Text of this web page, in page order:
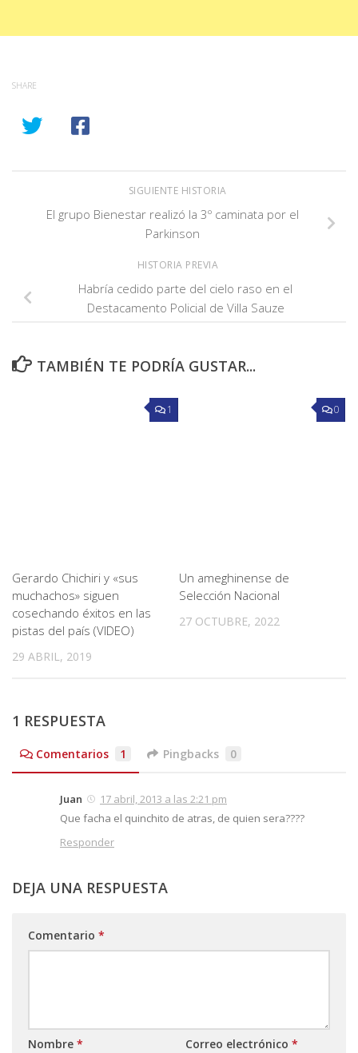
SHARE
SIGUIENTE HISTORIA
El grupo Bienestar realizó la 3º caminata por el
Parkinson
HISTORIA PREVIA
Habría cedido parte del cielo raso en el
Destacamento Policial de Villa Sauze
TAMBIÉN TE PODRÍA GUSTAR...
1
Gerardo Chichiri y «sus
muchachos» siguen
cosechando éxitos en las
pistas del país (VIDEO)
29 ABRIL, 2019
0
Un ameghinense de
Selección Nacional
27 OCTUBRE, 2022
1 RESPUESTA
Comentarios 1 Pingbacks 0
Juan
17 abril, 2013 a las 2:21 pm
Que facha el quinchito de atras, de quien sera????
Responder
DEJA UNA RESPUESTA
Comentario *
Nombre * Correo electrónico *